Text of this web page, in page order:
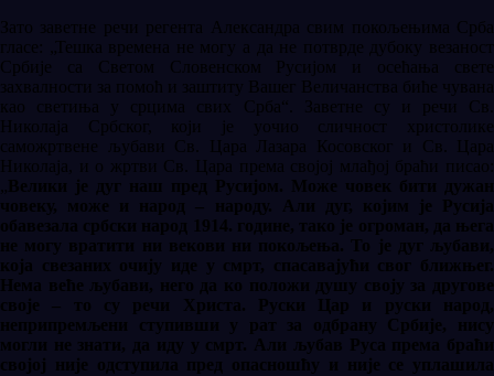
Зато заветне речи регента Александра свим покољењима Срба
гласе: „Тешка времена не могу а да не потврде дубоку везаност
Србије са Светом Словенском Русијом и осећања свете
захвалности за помоћ и заштиту Вашег Величанства биће чувана
као светиња у срцима свих Срба“. Заветне су и речи Св.
Николаја Србског, који је уочио сличност христолике
саможртвене љубави Св. Цара Лазара Косовског и Св. Цара
Николаја, и о жртви Св. Цара према својој млађој браћи писао:
„Велики је дуг наш пред Русијом. Може човек бити дужан
човеку, може и народ – народу. Али дуг, којим је Русија
обавезала србски народ 1914. године, тако је огроман, да њега
не могу вратити ни векови ни покољења. То је дуг љубави,
која свезаних очију иде у смрт, спасавајући свог ближњег.
Нема веће љубави, него да ко положи душу своју за другове
своје – то су речи Христа. Руски Цар и руски народ,
неприпремљени ступивши у рат за одбрану Србије, нису
могли не знати, да иду у смрт. Али љубав Руса према браћи
својој није одступила пред опасношћу и није се уплашила